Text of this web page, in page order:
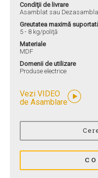
Condiţii de livrare
Asamblat sau
Greutatea maximă
5 - 8 kg/poliţă
Materiale
MDF
Domenii de utilizare
Produse electrice
Vezi VIDEO
de Asamblare